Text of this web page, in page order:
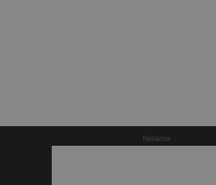
Reklama